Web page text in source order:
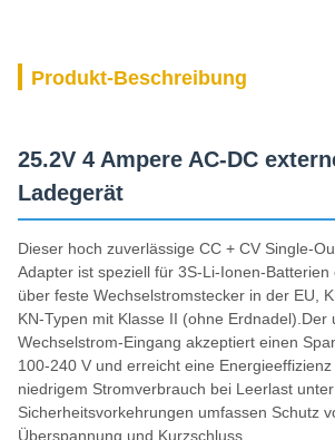
Produkt-Beschreibung
25.2V 4 Ampere AC-DC
Ladegerät
Dieser hoch zuverlässige CC + CV Single-
Adapter ist speziell für 3S-Li-Ionen-Batterien
über feste Wechselstromstecker in der EU,
KN-Typen mit Klasse II (ohne Erdnadel).Der
Wechselstrom-Eingang akzeptiert einen
100-240 V und erreicht eine
niedrigem Stromverbrauch bei Leerlast
Sicherheitsvorkehrungen umfassen Schutz
Überspannung und Kurzschluss.